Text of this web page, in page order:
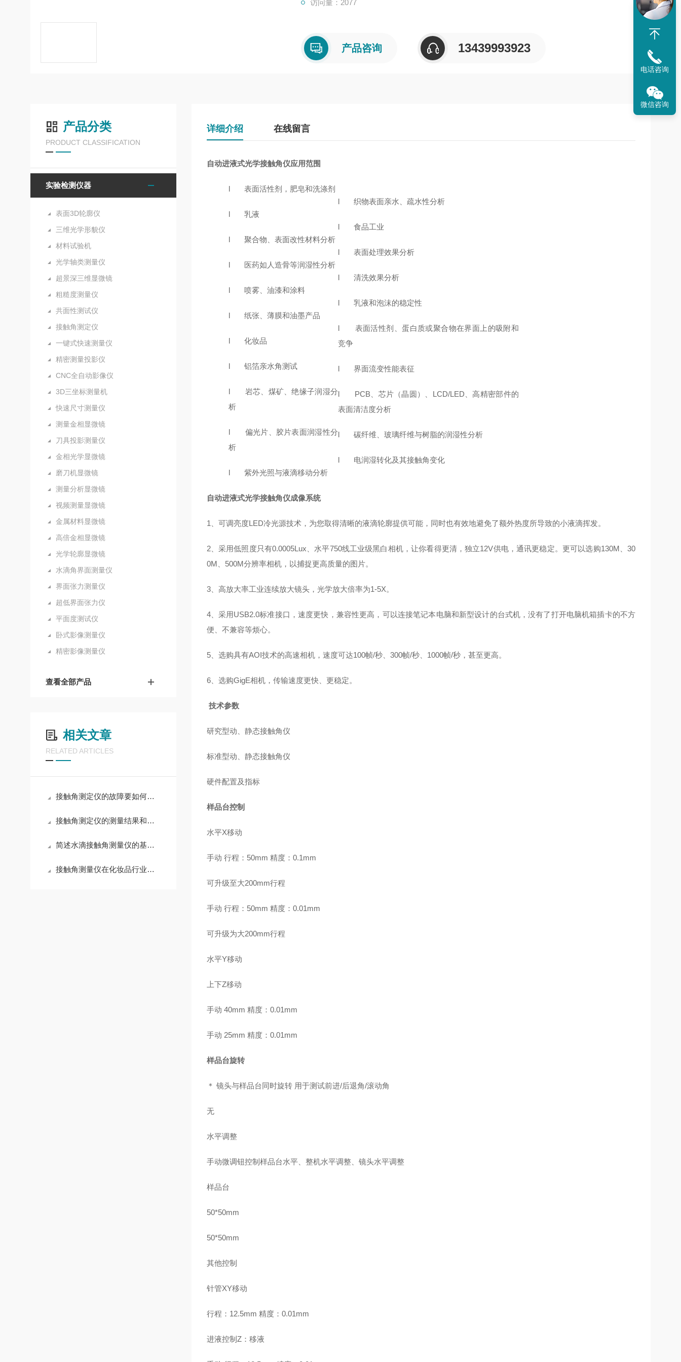
访问量：2077
产品咨询 13439993923
产品分类
PRODUCT CLASSIFICATION
实验检测仪器
表面3D轮廓仪
三维光学形貌仪
材料试验机
光学轴类测量仪
超景深三维显微镜
粗糙度测量仪
共面性测试仪
接触角测定仪
一键式快速测量仪
精密测量投影仪
CNC全自动影像仪
3D三坐标测量机
快速尺寸测量仪
测量金相显微镜
刀具投影测量仪
金相光学显微镜
磨刀机显微镜
测量分析显微镜
视频测量显微镜
金属材料显微镜
高倍金相显微镜
光学轮廓显微镜
水滴角界面测量仪
界面张力测量仪
超低界面张力仪
平面度测试仪
卧式影像测量仪
精密影像测量仪
查看全部产品
相关文章
RELATED ARTICLES
接触角测定仪的故障要如何解决
接触角测定仪的测量结果和哪些方面有关
简述水滴接触角测量仪的基本操作步骤
接触角测量仪在化妆品行业的应用
详细介绍 在线留言
自动进液式光学接触角仪应用范围
l 表面活性剂，肥皂和洗涤剂
l 乳液
l 聚合物、表面改性材料分析
l 医药如人造骨等润湿性分析
l 喷雾、油漆和涂料
l 纸张、薄膜和油墨产品
l 化妆品
l 铝箔亲水角测试
l 岩芯、煤矿、绝缘子润湿分
析
l 偏光片、胶片表面润湿性分
析
l 紫外光照与液滴移动分析
l 织物表面亲水、疏水性分析
l 食品工业
l 表面处理效果分析
l 清洗效果分析
l 乳液和泡沫的稳定性
l 表面活性剂、蛋白质或聚合物在界面上的吸附和
竞争
l 界面流变性能表征
l PCB、芯片（晶圆）、LCD/LED、高精密部件的
表面清洁度分析
l 碳纤维、玻璃纤维与树脂的润湿性分析
l 电润湿转化及其接触角变化
自动进液式光学接触角仪成像系统
1、可调亮度LED冷光源技术，为您取得清晰的液滴轮廓提供可能，同时也有效地避免了额外热度所导致的小液滴挥发。
2、采用低照度只有0.0005Lux、水平750线工业级黑白相机，让你看得更清，独立12V供电，通讯更稳定。更可以选购130M、30
0M、500M分辨率相机，以捕捉更高质量的图片。
3、高放大率工业连续放大镜头，光学放大倍率为1-5X。
4、采用USB2.0标准接口，速度更快，兼容性更高，可以连接笔记本电脑和新型设计的台式机，没有了打开电脑机箱插卡的不方
便、不兼容等烦心。
5、选购具有AOI技术的高速相机，速度可达100帧/秒、300帧/秒、1000帧/秒，甚至更高。
6、选购GigE相机，传输速度更快、更稳定。
技术参数
研究型动、静态接触角仪
标准型动、静态接触角仪
硬件配置及指标
样品台控制
水平X移动
手动 行程：50mm 精度：0.1mm
可升级至大200mm行程
手动 行程：50mm 精度：0.01mm
可升级为大200mm行程
水平Y移动
上下Z移动
手动 40mm 精度：0.01mm
手动 25mm 精度：0.01mm
样品台旋转
＊ 镜头与样品台同时旋转 用于测试前进/后退角/滚动角
无
水平调整
手动微调钮控制样品台水平、整机水平调整、镜头水平调整
样品台
50*50mm
50*50mm
其他控制
针管XY移动
行程：12.5mm 精度：0.01mm
进液控制Z：移液
电话咨询
微信咨询